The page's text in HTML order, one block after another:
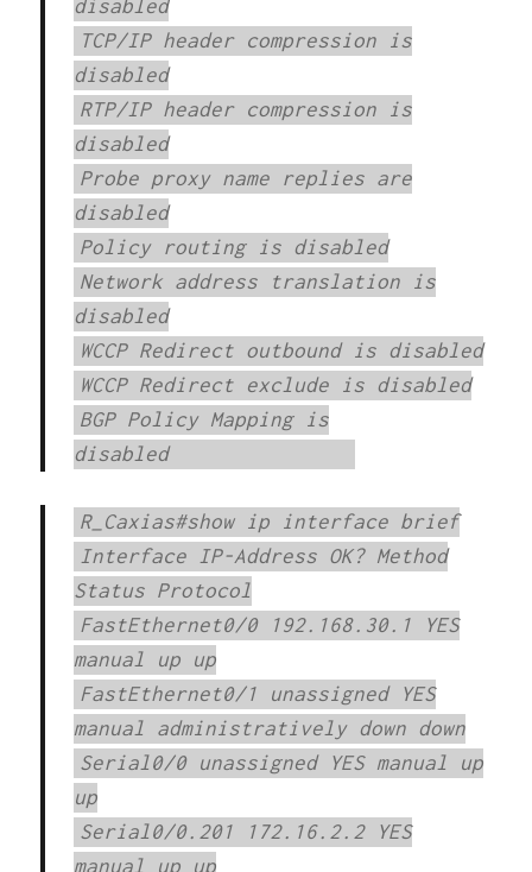
disabled
TCP/IP header compression is
disabled
RTP/IP header compression is
disabled
Probe proxy name replies are
disabled
Policy routing is disabled
Network address translation is
disabled
WCCP Redirect outbound is disabled
WCCP Redirect exclude is disabled
BGP Policy Mapping is
disabled
R_Caxias#show ip interface brief
Interface IP-Address OK? Method
Status Protocol
FastEthernet0/0 192.168.30.1 YES
manual up up
FastEthernet0/1 unassigned YES
manual administratively down down
Serial0/0 unassigned YES manual up
up
Serial0/0.201 172.16.2.2 YES
manual up up